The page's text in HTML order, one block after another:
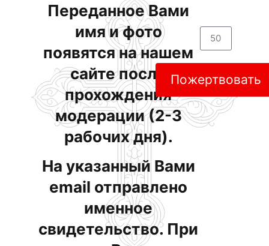
Переданное Вами
имя и фото
появятся на нашем
сайте после
прохождения
модерации (2-3
рабочих дня).
На указанный Вами
email отправлено
именное
свидетельство. При
Пожертвовать